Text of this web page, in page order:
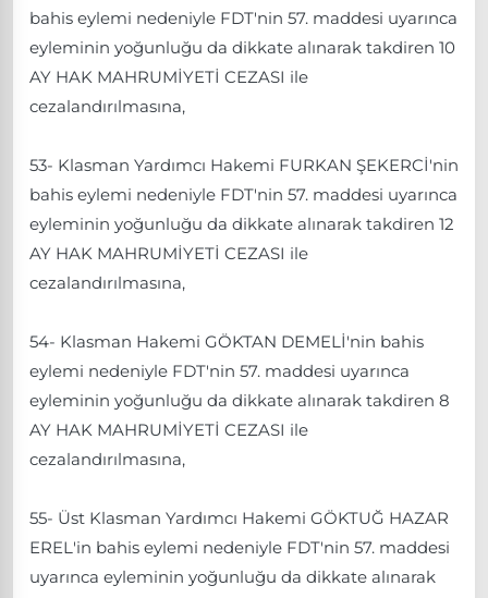
bahis eylemi nedeniyle FDT'nin 57. maddesi uyarınca
eyleminin yoğunluğu da dikkate alınarak takdiren 10
AY HAK MAHRUMİYETİ CEZASI ile
cezalandırılmasına,
53- Klasman Yardımcı Hakemi FURKAN ŞEKERCİ'nin
bahis eylemi nedeniyle FDT'nin 57. maddesi uyarınca
eyleminin yoğunluğu da dikkate alınarak takdiren 12
AY HAK MAHRUMİYETİ CEZASI ile
cezalandırılmasına,
54- Klasman Hakemi GÖKTAN DEMELİ'nin bahis
eylemi nedeniyle FDT'nin 57. maddesi uyarınca
eyleminin yoğunluğu da dikkate alınarak takdiren 8
AY HAK MAHRUMİYETİ CEZASI ile
cezalandırılmasına,
55- Üst Klasman Yardımcı Hakemi GÖKTUĞ HAZAR
EREL'in bahis eylemi nedeniyle FDT'nin 57. maddesi
uyarınca eyleminin yoğunluğu da dikkate alınarak